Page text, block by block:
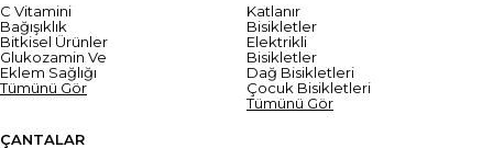
C Vitamini
Bağışıklık
Bitkisel Ürünler
Glukozamin Ve
Eklem Sağlığı
Tümünü Gör
Katlanır
Bisikletler
Elektrikli
Bisikletler
Dağ Bisikletleri
Çocuk Bisikletleri
Tümünü Gör
ÇANTALAR